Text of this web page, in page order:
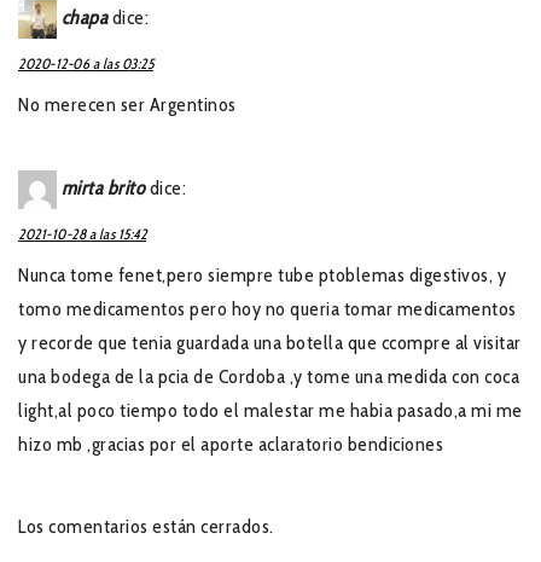
chapa dice:
2020-12-06 a las 03:25
No merecen ser Argentinos
mirta brito dice:
2021-10-28 a las 15:42
Nunca tome fenet,pero siempre tube ptoblemas digestivos, y
tomo medicamentos pero hoy no queria tomar medicamentos
y recorde que tenia guardada una botella que ccompre al visitar
una bodega de la pcia de Cordoba ,y tome una medida con coca
light,al poco tiempo todo el malestar me habia pasado,a mi me
hizo mb ,gracias por el aporte aclaratorio bendiciones
Los comentarios están cerrados.